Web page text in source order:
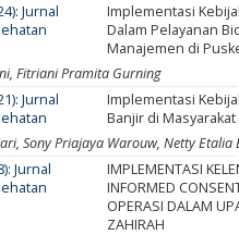
Jurnal
Implementasi
Dalam Pelayanan
Manajemen di
Fitriani Pramita Gurning
Jurnal
Implementasi
Banjir di
Sony Priajaya Warouw, Netty
Jurnal
IMPLEMENTASI
INFORMED
OPERASI DALAM
ZAHIRAH